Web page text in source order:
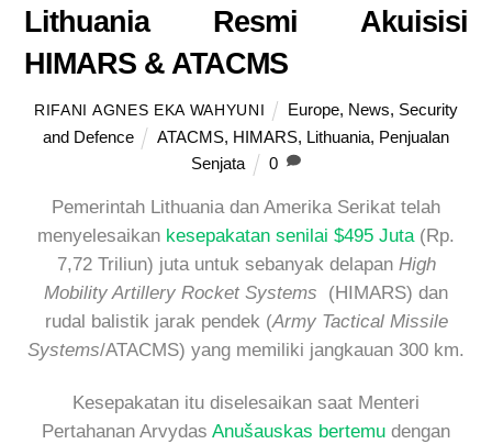
Lithuania Resmi Akuisisi
HIMARS & ATACMS
RIFANI AGNES EKA WAHYUNI Europe, News, Security
and Defence
ATACMS, HIMARS, Lithuania, Penjualan
Senjata
0
Pemerintah Lithuania dan Amerika Serikat telah
menyelesaikan kesepakatan senilai $495 Juta(Rp.
7,72 Triliun) juta untuk sebanyak delapan High
Mobility Artillery Rocket Systems (HIMARS) dan
rudal balistik jarak pendek (Army Tactical Missile
Systems/ATACMS) yang memiliki jangkauan 300 km.
Kesepakatan itu diselesaikan saat Menteri
Pertahanan Arvydas Anušauskas bertemu dengan